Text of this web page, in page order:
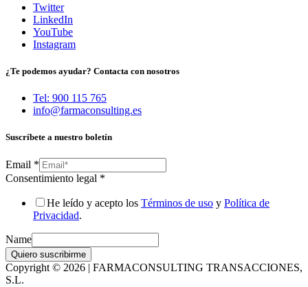
Twitter
LinkedIn
YouTube
Instagram
¿Te podemos ayudar? Contacta con nosotros
Tel: 900 115 765
info@farmaconsulting.es
Suscríbete a nuestro boletín
Email *
Consentimiento legal *
He leído y acepto los Términos de uso y Política de
Privacidad.
Name
Quiero suscribirme
Copyright © 2026 | FARMACONSULTING TRANSACCIONES,
S.L.